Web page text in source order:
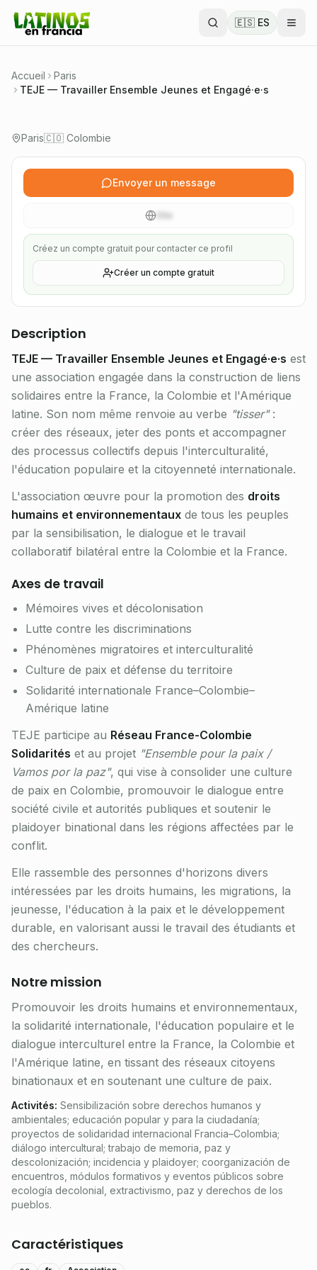
🇪🇸 ES
Accueil
Paris
TEJE — Travailler Ensemble Jeunes et Engagé·e·s
internationale, l'éducation populaire et le
dialogue interculturel entre la Colombie,
🇨🇴 Colombie
Paris🇨🇴 Colombie
Envoyer un message
Site
Créez un compte gratuit pour contacter ce profil
Créer un compte gratuit
Description
TEJE — Travailler Ensemble Jeunes et Engagé·e·s est
une association engagée dans la construction de liens
solidaires entre la France, la Colombie et l'Amérique
latine. Son nom même renvoie au verbe "tisser":
créer des réseaux, jeter des ponts et accompagner
des processus collectifs depuis l'interculturalité,
l'éducation populaire et la citoyenneté internationale.
L'association œuvre pour la promotion des droits
humains et environnementaux de tous les peuples
par la sensibilisation, le dialogue et le travail
collaboratif bilatéral entre la Colombie et la France.
Axes de travail
Mémoires vives et décolonisation
Lutte contre les discriminations
Phénomènes migratoires et interculturalité
Culture de paix et défense du territoire
Solidarité internationale France–Colombie–
Amérique latine
TEJE participe au Réseau France-Colombie
Solidarités et au projet "Ensemble pour la paix /
Vamos por la paz", qui vise à consolider une culture
de paix en Colombie, promouvoir le dialogue entre
société civile et autorités publiques et soutenir le
plaidoyer binational dans les régions affectées par le
conflit.
Elle rassemble des personnes d'horizons divers
intéressées par les droits humains, les migrations, la
jeunesse, l'éducation à la paix et le développement
durable, en valorisant aussi le travail des étudiants et
des chercheurs.
Notre mission
Promouvoir les droits humains et environnementaux,
la solidarité internationale, l'éducation populaire et le
dialogue interculturel entre la France, la Colombie et
l'Amérique latine, en tissant des réseaux citoyens
binationaux et en soutenant une culture de paix.
Activités: Sensibilización sobre derechos humanos y
ambientales; educación popular y para la ciudadanía;
proyectos de solidaridad internacional Francia–Colombia;
diálogo intercultural; trabajo de memoria, paz y
descolonización; incidencia y plaidoyer; coorganización de
encuentros, módulos formativos y eventos públicos sobre
ecología decolonial, extractivismo, paz y derechos de los
pueblos.
Caractéristiques